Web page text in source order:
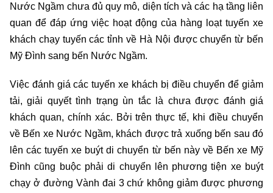
Nước Ngầm chưa đủ quy mô, diện tích và các hạ tầng liên
quan để đáp ứng việc hoạt động của hàng loạt tuyến xe
khách chạy tuyến các tỉnh về Hà Nội được chuyển từ bến
Mỹ Đình sang bến Nước Ngầm.
Việc đánh giá các tuyến xe khách bị điều chuyển để giảm
tải, giải quyết tình trạng ùn tắc là chưa được đánh giá
khách quan, chính xác. Bởi trên thực tế, khi điều chuyển
về Bến xe Nước Ngầm, khách được trả xuống bến sau đó
lên các tuyến xe buýt di chuyển từ bến này về Bến xe Mỹ
Đình cũng buộc phải di chuyển lên phương tiện xe buýt
chạy ở đường Vành đai 3 chứ không giảm được phương